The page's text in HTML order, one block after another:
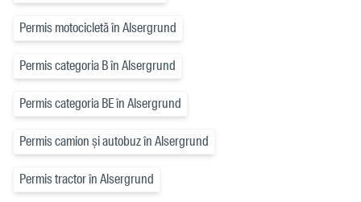
Permis motocicletă în Alsergrund
Permis categoria B în Alsergrund
Permis categoria BE în Alsergrund
Permis camion și autobuz în Alsergrund
Permis tractor în Alsergrund